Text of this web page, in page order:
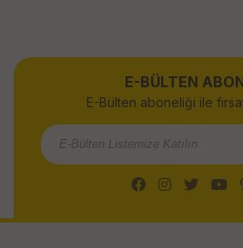
E-BÜLTEN
E-Bülten aboneliği ile